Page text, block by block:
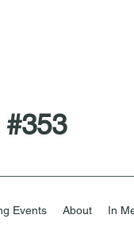
Events About In